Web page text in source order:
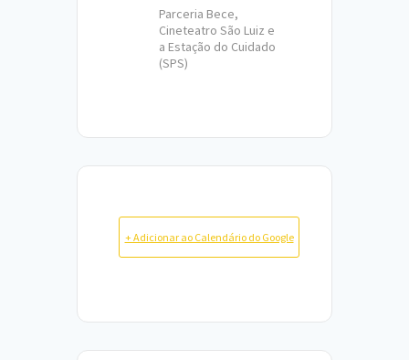
Parceria Bece,
Cineteatro São Luiz e
a Estação do Cuidado
(SPS)
+ Adicionar ao Calendário do Google